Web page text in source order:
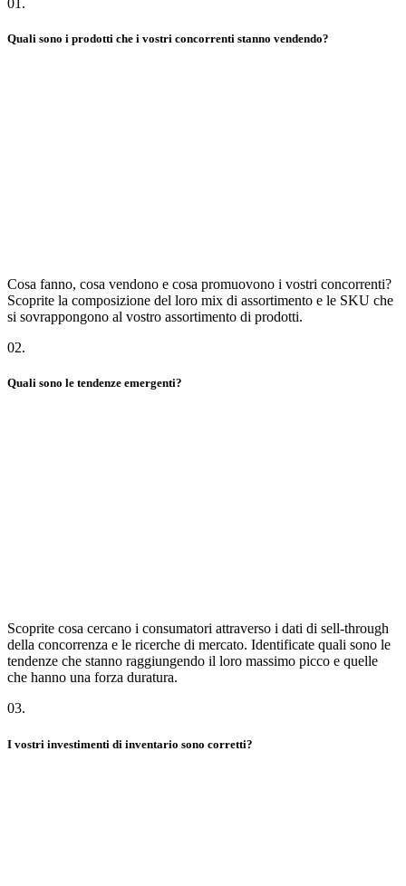
Quali sono i prodotti che i vostri concorrenti stanno vendendo?
Cosa fanno, cosa vendono e cosa promuovono i vostri concorrenti?
Scoprite la composizione del loro mix di assortimento e le SKU che
si sovrappongono al vostro assortimento di prodotti.
02.
Quali sono le tendenze emergenti?
Scoprite cosa cercano i consumatori attraverso i dati di sell-through
della concorrenza e le ricerche di mercato. Identificate quali sono le
tendenze che stanno raggiungendo il loro massimo picco e quelle
che hanno una forza duratura.
03.
I vostri investimenti di inventario sono corretti?